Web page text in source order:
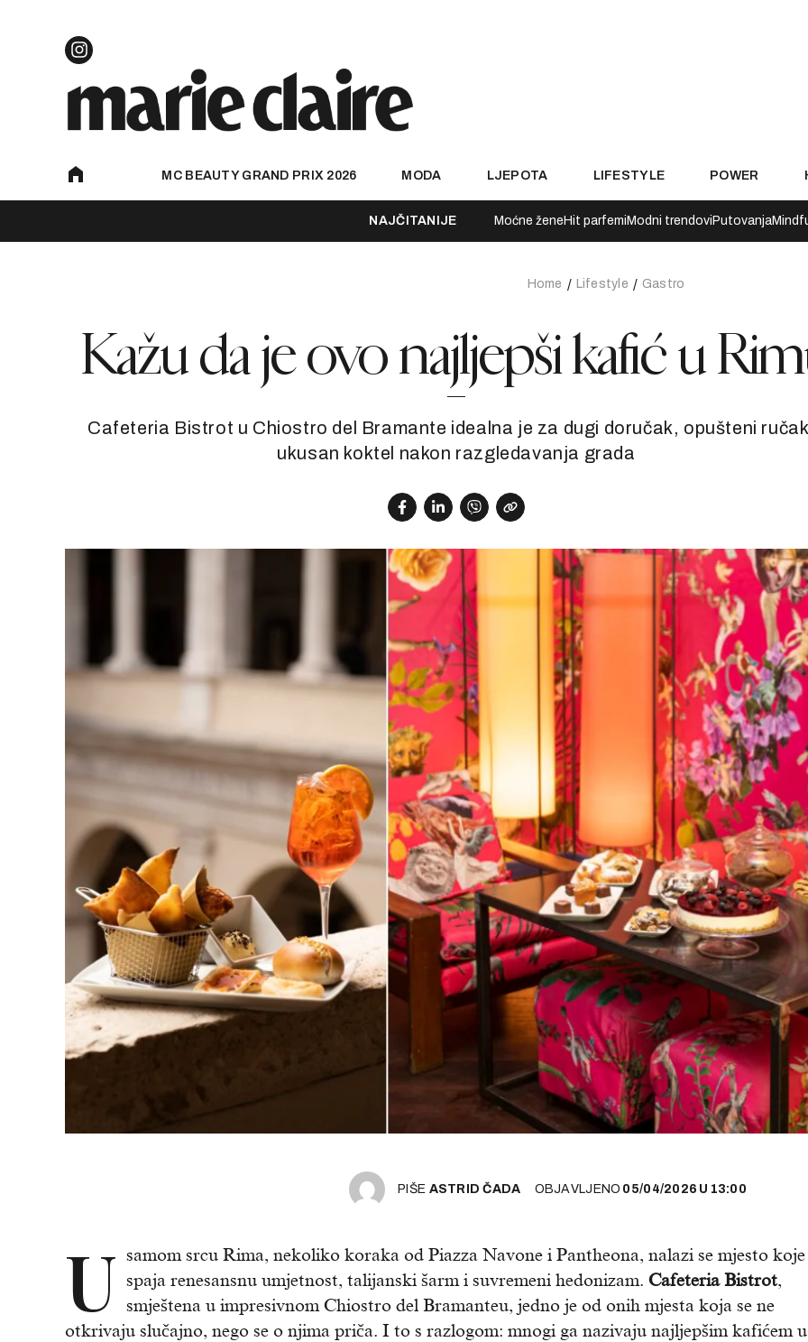
MC BEAUTY GRAND PRIX 2026 MODA LJEPOTA LIFESTYLE POWER
NAJČITANIJE Moćne žene Hit parfemi Modni trendovi Putovanja
Home Lifestyle Gastro
Kažu da je ovo najljepši kafić u
Cafeteria Bistrot u Chiostro del Bramante idealna je za dugi doručak, opušteni
ukusan koktel nakon razgledavanja grada
PIŠE ASTRID ČADA OBJAVLJENO 05/04/2026 U 13:00
U samom srcu Rima, nekoliko koraka od Piazza Navone i Pantheona, nalazi se mjesto koje
spaja renesansnu umjetnost, talijanski šarm i suvremeni hedonizam. Cafeteria Bistrot,
smještena u impresivnom Chiostro del Bramanteu, jedno je od onih mjesta koja se ne
otkrivaju slučajno, nego se o njima priča. I to s razlogom: mnogi ga nazivaju najljepšim kafićem u